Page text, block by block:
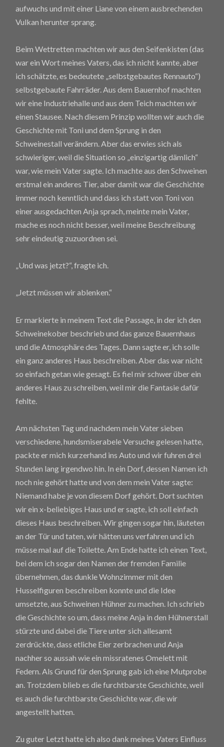
aufwuchs und mit einer Liane von einem ausbrechenden
Vulkan herunter sprang.
Beim Wettretten machten wir aus den Seifenkisten (das
war ein Wort meines Vaters, das ich nicht kannte, aber
ich schätzte, es bedeutete „selbstgebautes Rennauto“)
selbstgebaute Fahrräder. Aus dem Bauernhof machten
wir eine Industriehalle und aus dem Teich machten wir
einen Stausee. Nach diesem Prinzip wollten wir auch die
Geschichte mit Toni und dem Sprung in den
Schweinestall verändern. Aber das erwies sich als
schwieriger, weil die Situation so „einzigartig dämlich“
war, wie mein Vater sagte. Ich machte aus den Schweinen
erstmal ein anderes Tier, aber damit war die Geschichte
immer noch kenntlich und dass ich statt von Toni von
einer ausgedachten Anja sprach, meinte mein Vater,
mache es noch nicht besser, weil meine Beschreibung
sehr eindeutig zuzuordnen sei.
„Und was jetzt?“, fragte ich.
„Jetzt müssen wir ablenken.“
Er markierte in meinem Text die Passage, in der ich den
Schweinekober beschrieb und das ganze Bauernhaus
und die Atmosphäre des Tages. Dann sagte er, ich solle
ein ganz anderes Haus beschreiben. Aber das war nicht
so einfach getan wie gesagt. Es fiel mir schwer über ein
anderes Haus zu schreiben, weil mir die Fantasie dafür
fehlte.
Am nächsten Tag und nachdem mein Vater sieben
verschiedene, hundsmiserabele Versuche gelesen hatte,
packte er mich kurzerhand ins Auto und wir fuhren drei
Stunden lang irgendwo hin. In ein Dorf, dessen Namen ich
noch nie gehört hatte und von dem mein Vater sagte:
Niemand habe je von diesem Dorf gehört. Dort suchten
wir ein x-beliebiges Haus und er sagte, ich soll einfach
dieses Haus beschreiben. Wir gingen sogar hin, läuteten
an der Tür und taten, wir hätten uns verfahren und ich
müsse mal auf die Toilette. Am Ende hatte ich einen Text,
bei dem ich sogar den Namen der fremden Familie
übernehmen, das dunkle Wohnzimmer mit den
Husselfiguren beschreiben konnte und die Idee
umsetzte, aus Schweinen Hühner zu machen. Ich schrieb
die Geschichte so um, dass meine Anja in den Hühnerstall
stürzte und dabei die Tiere unter sich allesamt
zerdrückte, dass etliche Eier zerbrachen und Anja
nachher so aussah wie ein missratenes Omelett mit
Federn. Als Grund für den Sprung gab ich eine Mutprobe
an. Trotzdem blieb es die furchtbarste Geschichte, weil
es auch die furchtbarste Geschichte war, die wir
angestellt hatten.
Zu guter Letzt hatte ich also dank meines Vaters Einfluss